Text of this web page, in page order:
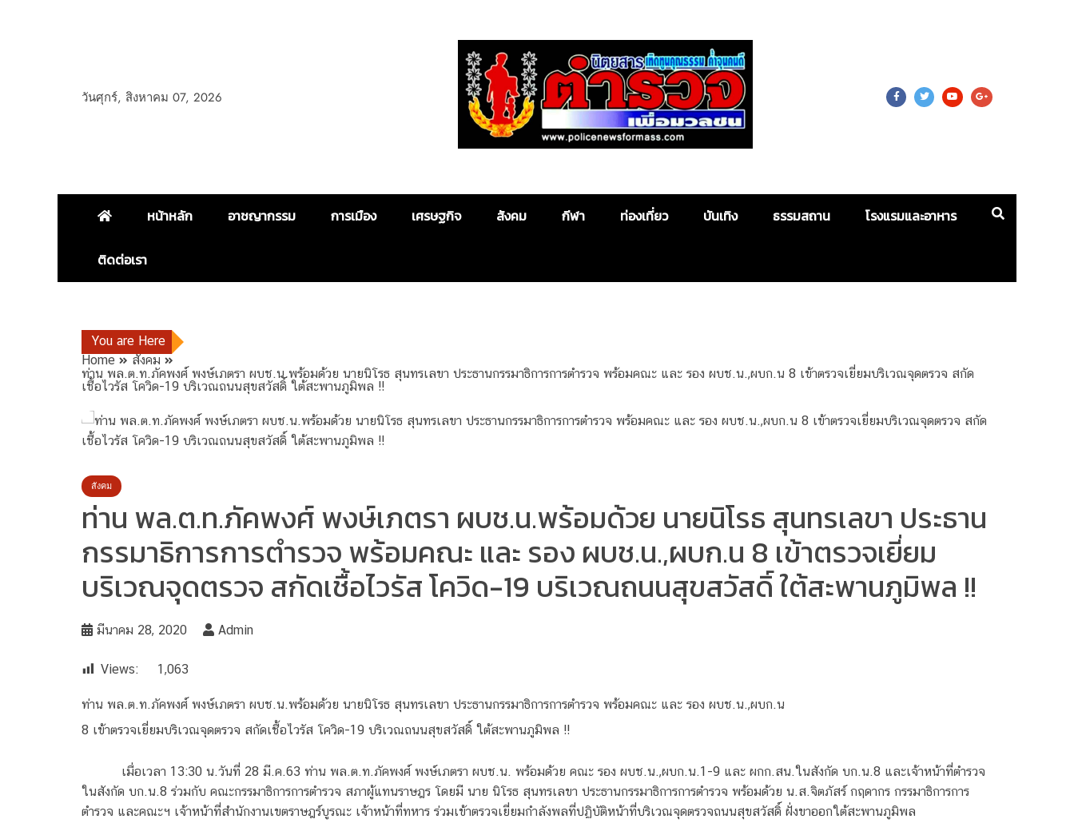
วันศุกร์, สิงหาคม 07, 2026
Police News For Mass
หน้าหลัก อาชญากรรม การเมือง เศรษฐกิจ สังคม กีฬา ท่องเที่ยว บันเทิง ธรรมสถาน โรงแรมและอาหาร
ติดต่อเรา
You are Here
Home
สังคม
ท่าน พล.ต.ท.ภัคพงศ์ พงษ์เภตรา ผบช.น.พร้อมด้วย นายนิโรธ สุนทรเลขา ประธานกรรมาธิการการตำรวจ พร้อมคณะ และ รอง ผบช.น.,ผบก.น 8 เข้าตรวจเยี่ยมบริเวณจุดตรวจ สกัด
เชื้อไวรัส โควิด-19 บริเวณถนนสุขสวัสดิ์ ใต้สะพานภูมิพล !!
สังคม
ท่าน พล.ต.ท.ภัคพงศ์ พงษ์เภตรา ผบช.น.พร้อมด้วย นายนิโรธ สุนทรเลขา ประธาน
กรรมาธิการการตำรวจ พร้อมคณะ และ รอง ผบช.น.,ผบก.น 8 เข้าตรวจเยี่ยม
บริเวณจุดตรวจ สกัดเชื้อไวรัส โควิด-19 บริเวณถนนสุขสวัสดิ์ ใต้สะพานภูมิพล !!
มีนาคม 28, 2020 Admin
Views: 1,063
ท่าน พล.ต.ท.ภัคพงศ์ พงษ์เภตรา ผบช.น.พร้อมด้วย นายนิโรธ สุนทรเลขา ประธานกรรมาธิการการตำรวจ พร้อมคณะ และ รอง ผบช.น.,ผบก.น
8 เข้าตรวจเยี่ยมบริเวณจุดตรวจ สกัดเชื้อไวรัส โควิด-19 บริเวณถนนสุขสวัสดิ์ ใต้สะพานภูมิพล !!
เมื่อเวลา 13:30 น.วันที่ 28 มี.ค.63 ท่าน พล.ต.ท.ภัคพงศ์ พงษ์เภตรา ผบช.น. พร้อมด้วย คณะ รอง ผบช.น.,ผบก.น.1-9 และ ผกก.สน.ในสังกัด บก.น.8 และเจ้าหน้าที่ตำรวจ
ในสังกัด บก.น.8 ร่วมกับ คณะกรรมาธิการการตำรวจ สภาผู้แทนราษฎร โดยมี นาย นิโรธ สุนทรเลขา ประธานกรรมาธิการการตำรวจ พร้อมด้วย น.ส.จิตภัสร์ กฤดากร กรรมาธิการการ
ตำรวจ และคณะฯ เจ้าหน้าที่สำนักงานเขตราษฎร์บูรณะ เจ้าหน้าที่ทหาร ร่วมเข้าตรวจเยี่ยมกำลังพลที่ปฏิบัติหน้าที่บริเวณจุดตรวจถนนสุขสวัสดิ์ ฝั่งขาออกใต้สะพานภูมิพล